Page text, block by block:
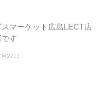
スマーケット広島LECT店
す
22日